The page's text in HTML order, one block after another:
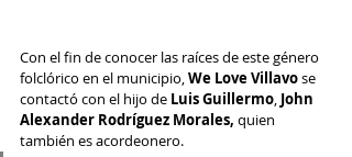
Con el fin de conocer las raíces de este género
folclórico en el municipio, We Love Villavo se
contactó con el hijo de Luis Guillermo, John
Alexander Rodríguez Morales, quien
también es acordeonero.